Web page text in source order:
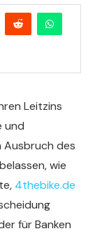
Leitzins
und
Ausbruch des
wie
4thebike.de
für Banken